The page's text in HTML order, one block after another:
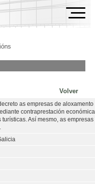
Volver
as empresas de
contraprestación
Así mesmo, as